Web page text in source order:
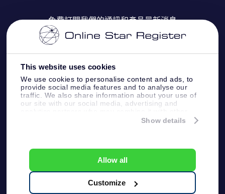
This website uses cookies
We use cookies to personalise content and ads, to
provide social media features and to analyse our
traffic. We also share information about your use of
our site with our social media, advertising and
information that you’ve provided to them or that
Show details
Allow all
Customize
評論
OSR 禮物卡
公司禮品
個性化的Star Page
One Million Stars
OSR Starsaver
付款資訊
配送信息
退貨政策
免費訂閱我們的通訊和產品最新消息
客戶服務:help@osr.org
KVK: 60333553, VAT: NL 8538.62.722B01
One Million Stars